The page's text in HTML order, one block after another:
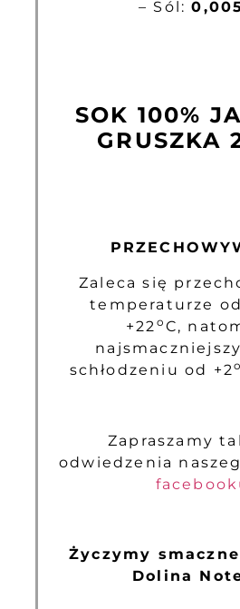
– Sól:
SOK 100%
GRUSZKA
Zaleca się
temperaturze od
+22 o C,
schłodzeniu od +2o
Zapraszamy
odwiedzenia
Życzymy
Dolina